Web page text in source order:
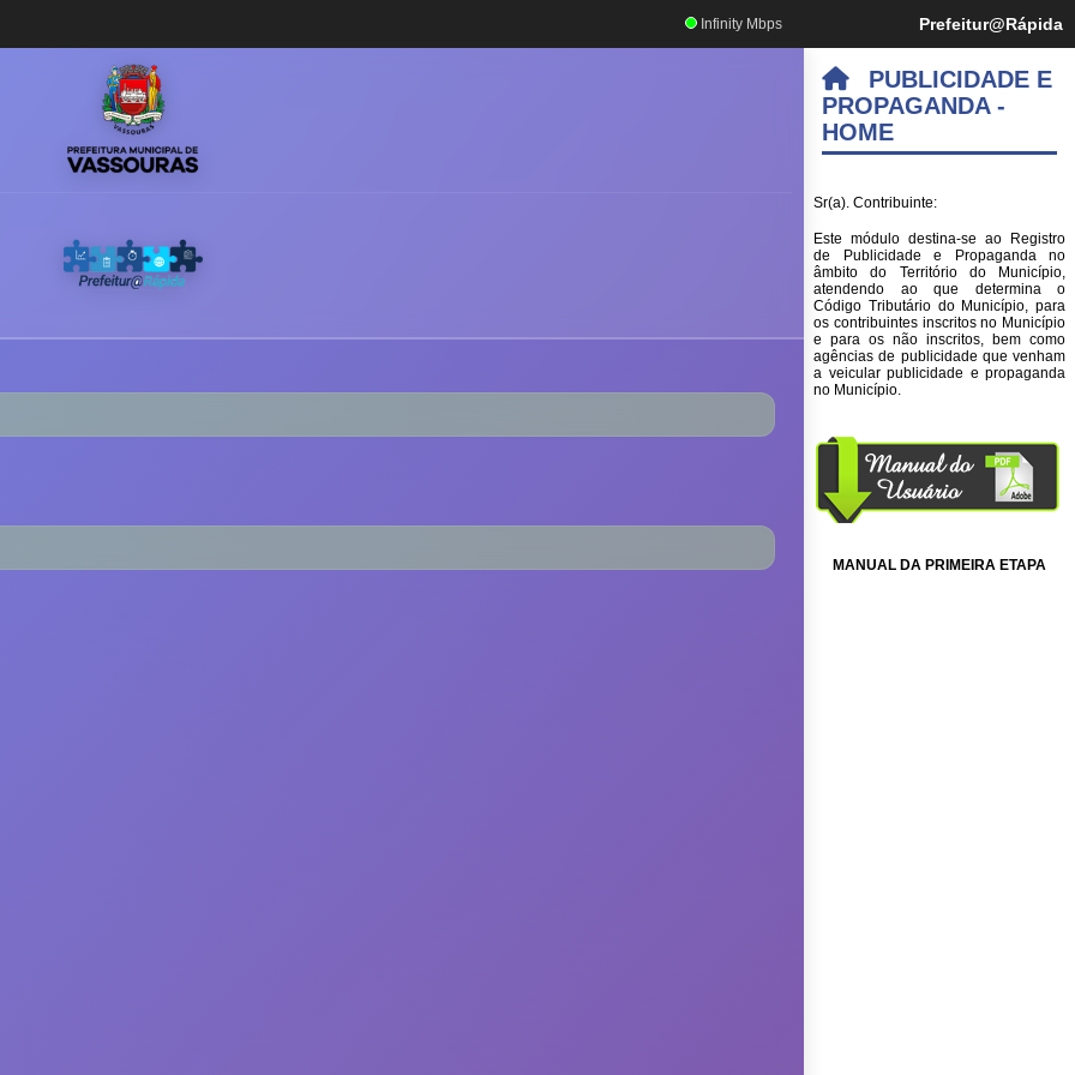
Infinity Mbps Prefeitur@Rápida
PUBLICIDADE E
PROPAGANDA -
HOME
Sr(a). Contribuinte:
Este módulo destina-se ao Registro
de Publicidade e Propaganda no
âmbito do Território do Município,
atendendo ao que determina o
Código Tributário do Município, para
os contribuintes inscritos no Município
e para os não inscritos, bem como
agências de publicidade que venham
a veicular publicidade e propaganda
no Município.
MANUAL DA PRIMEIRA ETAPA